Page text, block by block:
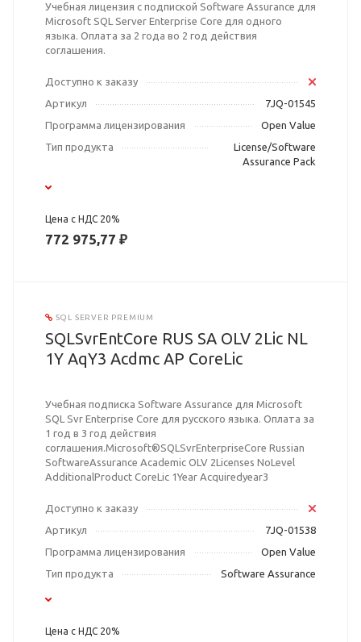
Учебная лицензия с подпиской Software Assurance для
Microsoft SQL Server Enterprise Core для одного
языка. Оплата за 2 года во 2 год действия
соглашения.
Доступно к заказу
Артикул
7JQ-01545
Программа лицензирования
Open Value
Тип продукта
License/Software
Assurance Pack
Цена с НДС 20%
772 975,77 ₽
SQL SERVER PREMIUM
SQLSvrEntCore RUS SA OLV 2Lic NL
1Y AqY3 Acdmc AP CoreLic
Учебная подписка Software Assurance для Microsoft
SQL Svr Enterprise Core для русского языка. Оплата за
1 год в 3 год действия
соглашения.Microsoft®SQLSvrEnterpriseCore Russian
SoftwareAssurance Academic OLV 2Licenses NoLevel
AdditionalProduct CoreLic 1Year Acquiredyear3
Доступно к заказу
Артикул
7JQ-01538
Программа лицензирования
Open Value
Тип продукта
Software Assurance
Цена с НДС 20%